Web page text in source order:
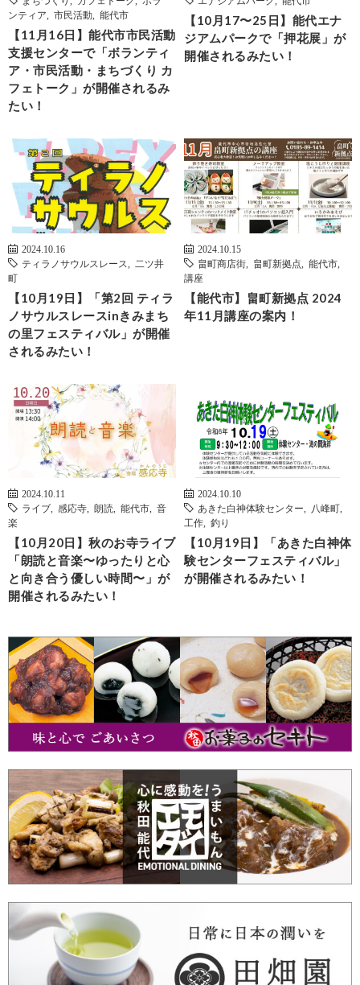
ンティア
市民活動 能代市
【11月16日】能代市市民活動
支援センターで「ボランティ
ア・市民活動・まちづくり カ
フェトーク」が開催されるみ
たい！
【10月17〜25日】能代エナ
ジアムパークで「押花展」が
開催されるみたい！
2024.10.16
ティラノサウルスレース
二ツ井
町
【10月19日】「第2回 ティラ
ノサウルスレースinきみまち
の里フェスティバル」が開催
されるみたい！
2024.10.15
畠町商店街
畠町新拠点 能代市
講座
【能代市】畠町新拠点 2024
年11月講座の案内！
2024.10.11
ライブ
感応寺 朗読 能代市
音
楽
【10月20日】秋のお寺ライブ
「朗読と音楽〜ゆったりと心
と向き合う優しい時間〜」が
開催されるみたい！
2024.10.10
あきた白神体験センター
八峰町
工作
釣り
【10月19日】「あきた白神体
験センターフェスティバル」
が開催されるみたい！